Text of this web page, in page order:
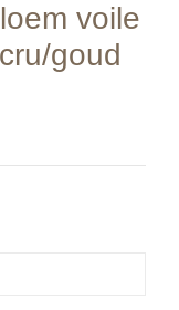
voile
goud